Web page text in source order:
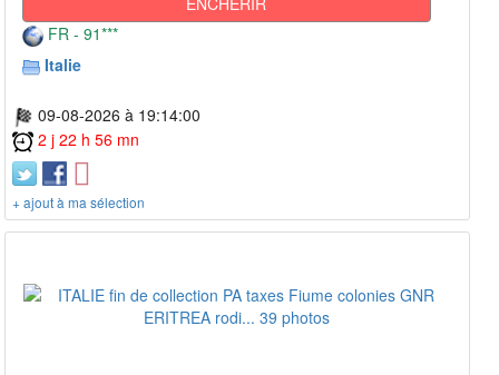
FR - 91***
Italie
09-08-2026 à 19:14:00
2 j 22 h 56 mn
+ ajout à ma sélection